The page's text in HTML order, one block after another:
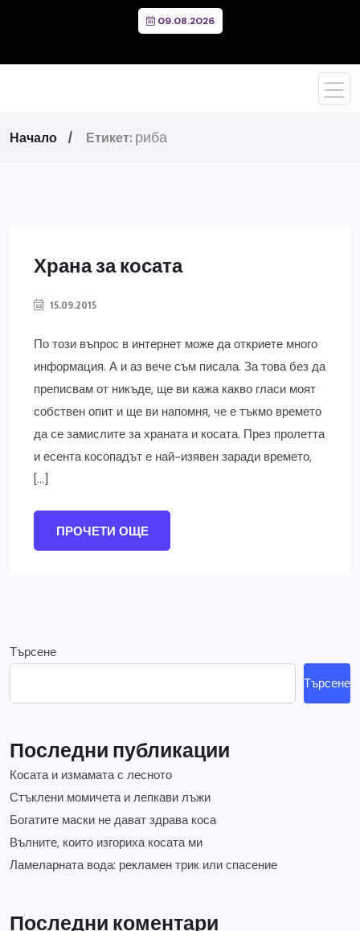
09.08.2026
Начало Етикет: риба
Храна за косата
15.09.2015
По този въпрос в интернет може да откриете много
информация. А и аз вече съм писала. За това без да
преписвам от никъде, ще ви кажа какво гласи моят
собствен опит и ще ви напомня, че е тъкмо времето
да се замислите за храната и косата. През пролетта
и есента косопадът е най-изявен заради времето,
[…]
ПРОЧЕТИ ОЩЕ
Търсене
Търсене
Последни публикации
Косата и измамата с лесното
Стъклени момичета и лепкави лъжи
Богатите маски не дават здрава коса
Вълните, които изгориха косата ми
Ламеларната вода: рекламен трик или спасение
Последни коментари